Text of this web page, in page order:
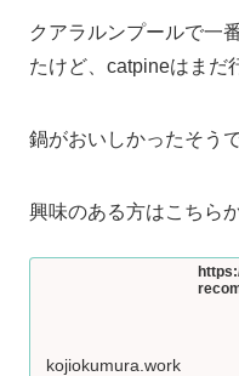
クアラルンプールで一
たけど、catpineはまだ
鍋がおいしかったそうで
興味のある方はこちら
kojiokumura.work